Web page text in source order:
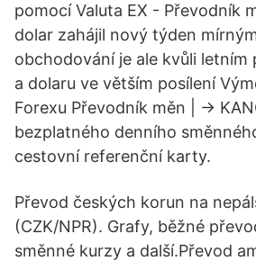
pomocí Valuta EX - Převodník
dolar zahájil nový týden
obchodování je ale kvůli letním
a dolaru ve větším posílení
Forexu Převodník měn | ->
bezplatného denního
cestovní referenční karty.
Převod českých korun na
(CZK/NPR). Grafy, běžné
směnné kurzy a další.Převod